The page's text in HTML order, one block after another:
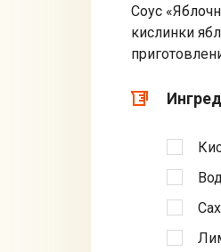
Соус
кислинки